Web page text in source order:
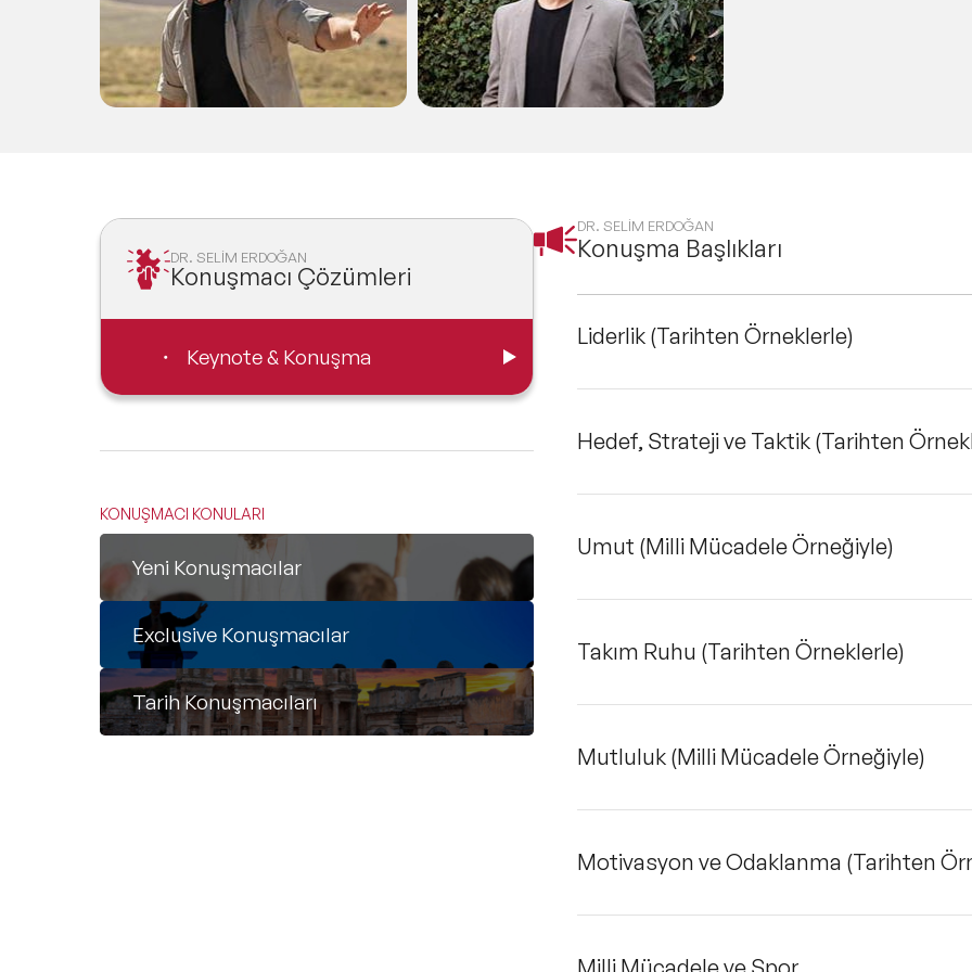
ettiği motivasyon, liderlik, vizyon ve strateji, umut gibi
gerçekleştirmektedir.
DR. SELİM ERDOĞAN
Konuşmacı Çözümleri
Keynote & Konuşma
KONUŞMACI KONULARI
Yeni Konuşmacılar
Exclusive Konuşmacılar
Tarih Konuşmacıları
DR. SELİM ERDOĞAN
Konuşma Başlıkları
Liderlik (Tarihten Örneklerle)
Hedef, Strateji ve Taktik (Tarihten
Umut (Milli Mücadele Örneğiyle)
Takım Ruhu (Tarihten Örneklerle)
Mutluluk (Milli Mücadele Örneğiyle)
Motivasyon ve Odaklanma (Tarihten